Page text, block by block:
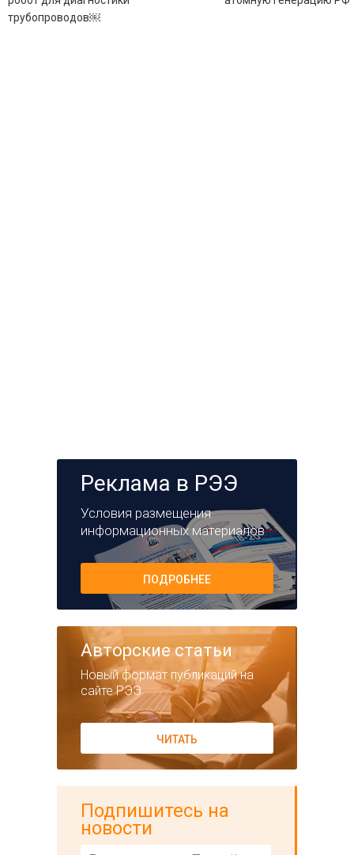
трубопроводов￼
Реклама в РЭЭ
Условия размещения
информационных материалов
ПОДРОБНЕЕ
Авторские статьи
Новый формат публикаций на
сайте РЭЭ
ЧИТАТЬ
Подпишитесь на
новости